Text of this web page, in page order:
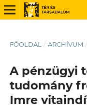
FŐOLDAL / ARCHÍVUM /
A pénzügyi
tudomány
Imre